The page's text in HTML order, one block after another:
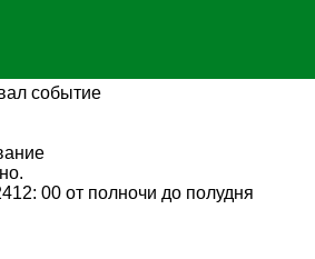
событие
00 от полночи до полудня